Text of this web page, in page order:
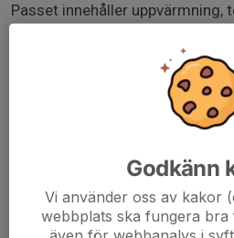
Passet innehåller uppvärmning,
runt på Fredriksskans och kör
Alla håller sitt eget tempo och
samtidigt oavsett uppnådd
Om du vill se vilka
Östra sidan på Fredriksskans
redskap som finns där.
www.svenskalag.se/
Godkänn
Vi använder oss av kakor
webbplats ska fungera bra